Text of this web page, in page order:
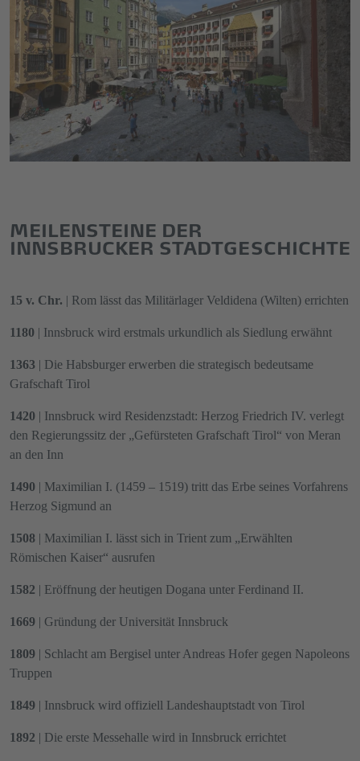
MEILENSTEINE DER
INNSBRUCKER STADTGESCHICHTE
15 v. Chr. | Rom lässt das Militärlager Veldidena (Wilten) errichten
1180 | Innsbruck wird erstmals urkundlich als Siedlung erwähnt
1363 | Die Habsburger erwerben die strategisch bedeutsame
Grafschaft Tirol
1420 | Innsbruck wird Residenzstadt: Herzog Friedrich IV. verlegt
den Regierungssitz der „Gefürsteten Grafschaft Tirol“ von Meran
an den Inn
1490 | Maximilian I. (1459 – 1519) tritt das Erbe seines Vorfahrens
Herzog Sigmund an
1508 | Maximilian I. lässt sich in Trient zum „Erwählten
Römischen Kaiser“ ausrufen
1582 | Eröffnung der heutigen Dogana unter Ferdinand II.
1669 | Gründung der Universität Innsbruck
1809 | Schlacht am Bergisel unter Andreas Hofer gegen Napoleons
Truppen
1849 | Innsbruck wird offiziell Landeshauptstadt von Tirol
1892 | Die erste Messehalle wird in Innsbruck errichtet